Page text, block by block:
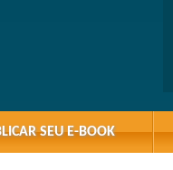
SEU E-BOOK